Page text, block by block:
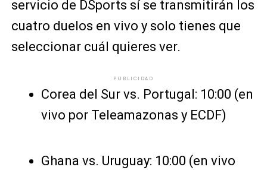
servicio de DSports sí se transmitirán los
cuatro duelos en vivo y solo tienes que
seleccionar cuál quieres ver.
PUBLICIDAD
Corea del Sur vs. Portugal: 10:00 (en
vivo por Teleamazonas y ECDF)
Ghana vs. Uruguay: 10:00 (en vivo